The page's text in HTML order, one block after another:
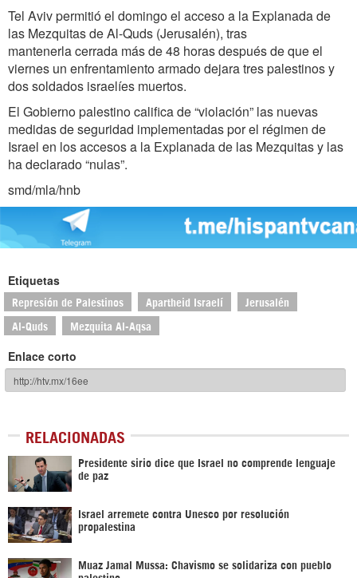
Tel Aviv permitió el domingo el acceso a la Explanada de
las Mezquitas de Al-Quds (Jerusalén), tras
mantenerla cerrada más de 48 horas después de que el
viernes un enfrentamiento armado dejara tres palestinos y
dos soldados israelíes muertos.
El Gobierno palestino califica de “violación” las nuevas
medidas de seguridad implementadas por el régimen de
Israel en los accesos a la Explanada de las Mezquitas y las
ha declarado “nulas”.
smd/mla/hnb
Etiquetas
Represión de Palestinos Apartheid Israelí Jerusalén
Al-Quds Mezquita Al-Aqsa
Enlace corto
RELACIONADAS
Presidente sirio dice que Israel no comprende lenguaje
de paz
Israel arremete contra Unesco por resolución
propalestina
Muaz Jamal Mussa: Chavismo se solidariza con pueblo